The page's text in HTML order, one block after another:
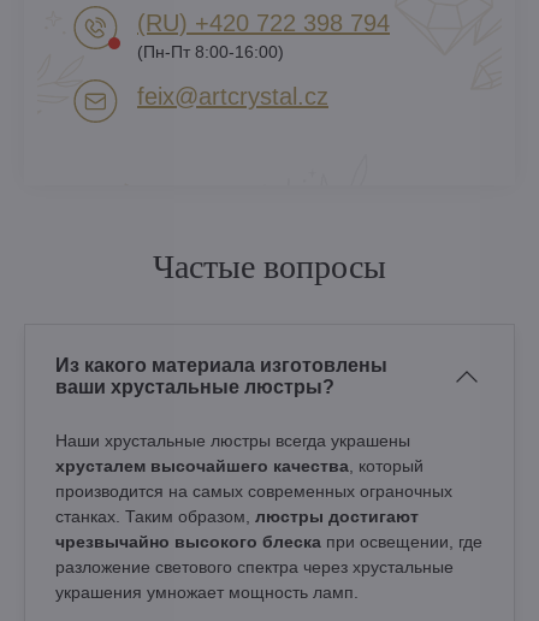
(RU) +420 722 398 794​
(Пн-Пт 8:00-16:00)
feix​@artcrystal​.cz
Частые вопросы
Из какого материала изготовлены
ваши хрустальные люстры?
Наши хрустальные люстры всегда украшены
хрусталем высочайшего качества , который
производится на самых современных ограночных
станках. Таким образом, люстры достигают
чрезвычайно высокого блеска при освещении, где
разложение светового спектра через хрустальные
украшения умножает мощность ламп.